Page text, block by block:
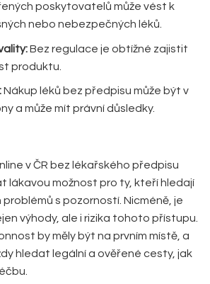
poskytovatelů může vést k
nebo nebezpečných léků.
Bez regulace je obtížné zajistit
produktu.
Nákup léků bez předpisu může být v
a může mít právní důsledky.
v ČR bez lékařského předpisu
lákavou možnost pro ty, kteří hledají
s pozorností. Nicméně, je
výhody, ale i rizika tohoto přístupu.
by měly být na prvním místě, a
hledat legální a ověřené cesty, jak